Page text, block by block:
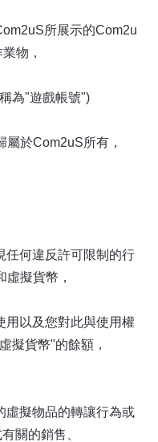
所展示的Com2u
物，
為"遊戲帳號")
於Com2uS所有，
任何違反許可限制的行
擬貨幣，
用以及您對此與使用權
擬貨幣"的餘額，
虛擬物品的轉讓行為或
關的銷售、